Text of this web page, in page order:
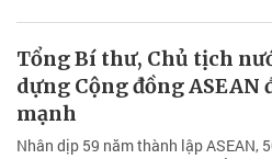
Tổng Bí thư, Chủ tịch
dựng Cộng đồng ASEAN
mạnh
Nhân dịp 59 năm thành lập ASEAN,